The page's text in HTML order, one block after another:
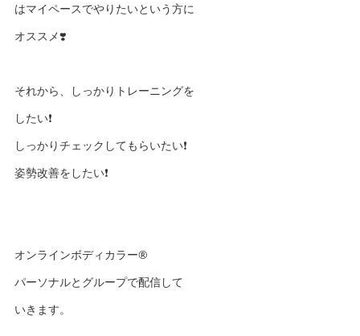
はマイペースでやりたいという方に
オススメ❣️
それから、しっかりトレーニングを
したい❗️
しっかりチェックしてもらいたい❗️
姿勢改善をしたい❗️
オンラインボディカラー®️
パーソナルとグループで配信して
いきます。